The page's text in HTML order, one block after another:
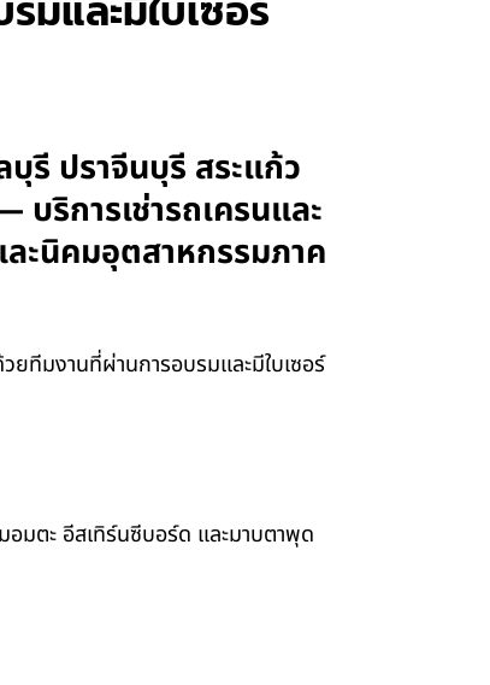
รี ปราจีนบุรี สระแก้ว
ริการเช่ารถเครนและ
ะนิคมอุตสาหกรรมภาค
ทีมงานที่ผ่านการอบรมและมีใบเซอร์
มตะ อีสเทิร์นซีบอร์ด และมาบตาพุด